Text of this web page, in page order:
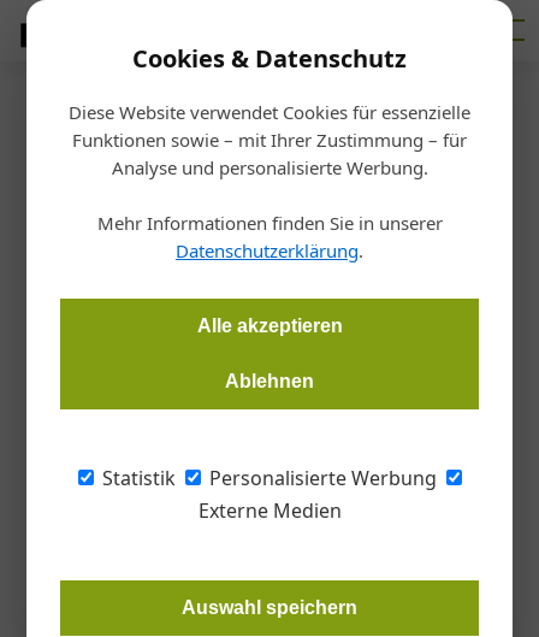
Cookies & Datenschutz
Diese Website verwendet Cookies für essenzielle
Funktionen sowie – mit Ihrer Zustimmung – für
Analyse und personalisierte Werbung.
Mehr Informationen finden Sie in unserer
Datenschutzerklärung.
Alle akzeptieren
Ablehnen
Statistik
Personalisierte Werbung
Externe Medien
Auswahl speichern
Startseite/Allgemein
Wärmepumpen
Freiheit von Förderungen für
Wärmepumpen
Die heimische Wärmepumpen-Branche traf sich zur
auf Einladung von Windhager – BHT in Seekirchen. Der
gemeinsame Tenor: Die Branche muss von Förderprogrammen